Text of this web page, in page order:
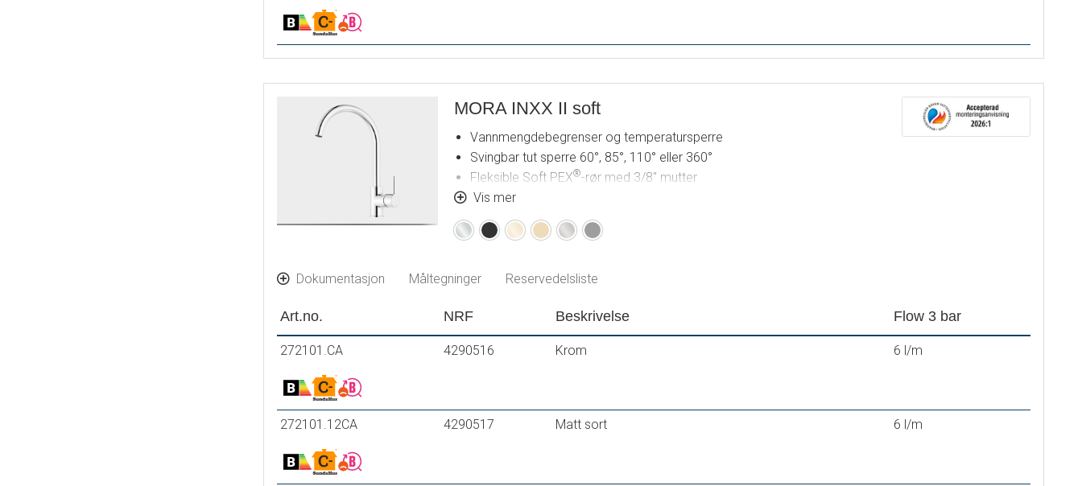
MORA INXX II soft
Vannmengdebegrenser og temperatursperre
Svingbar tut sperre 60°, 85°, 110° eller 360°
Fleksible Soft PEX®-rør med 3/8" mutter
For hull i benk Ø34-37 mm
Vis mer
KromMattPolert
PVD
BørstetBørstet
Matt
Dokumentasjon
Måltegninger Reservedelsliste
Art.no. NRF Beskrivelse Flow 3 bar
272101.CA 4290516 Krom 6 l/m
272101.12CA 4290517 Matt sort 6 l/m